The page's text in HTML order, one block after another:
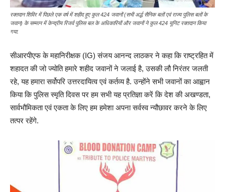
रक्तदान शिविर में पिछले एक वर्ष में शहीद हुए कुल 424 जवानों (सभी अर्द्ध सैनिक बलों एवं राज्य पुलिस बलों के
जवान) के सम्मान में केन्द्रीय रिजर्व पुलिस बल के अधिकारियों और जवानों ने कुल 424 यूनिट रक्तदान किया
गया.
सीआरपीएफ के महानिरीक्षक (IG) संजय आनन्द लाठकर ने कहा कि राष्ट्रहित में
शहादत की जो ज्योति हमारे शहीद जवानों ने जलाई है, उसकी लौ निरंतर जलती
रहे, यह हमारा सर्वोपरि उत्तरदायित्व एवं कर्तव्य है. उन्होंने सभी जवानों का आह्वान
किया कि पुलिस स्मृति दिवस पर हम सभी यह प्रतिज्ञा करें कि देश की अखण्डता,
सार्वभौमिकता एवं एकता के लिए हम हमेशा अपना सर्वस्व न्यौछावर करने के लिए
तत्पर रहेंगे.